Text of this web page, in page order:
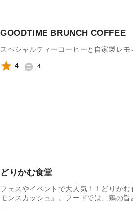
GOODTIME BRUNCH COFFEE
スペシャルティーコーヒーと自家製レ
4 4
どりかむ食堂
フェスやイベントで大人気！！どりか
モンスカッシュ』。フードでは、鶏の